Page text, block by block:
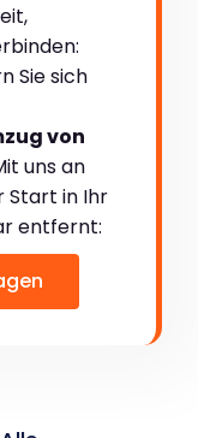
Sie sich
von
uns an
Start in Ihr
entfernt: